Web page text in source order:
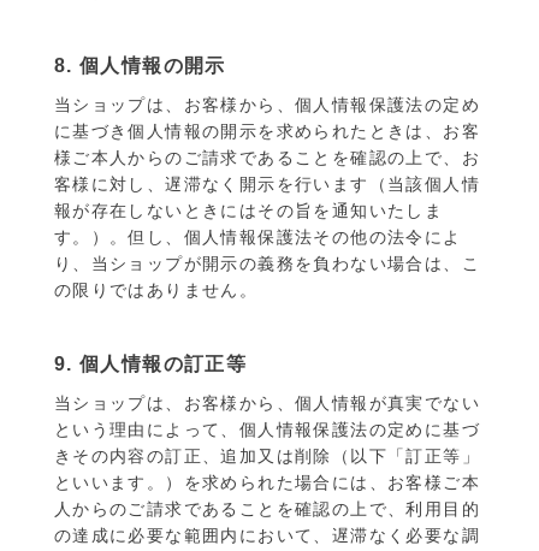
8. 個人情報の開示
当ショップは、お客様から、個人情報保護法の定め
に基づき個人情報の開示を求められたときは、お客
様ご本人からのご請求であることを確認の上で、お
客様に対し、遅滞なく開示を行います（当該個人情
報が存在しないときにはその旨を通知いたしま
す。）。但し、個人情報保護法その他の法令によ
り、当ショップが開示の義務を負わない場合は、こ
の限りではありません。
9. 個人情報の訂正等
当ショップは、お客様から、個人情報が真実でない
という理由によって、個人情報保護法の定めに基づ
きその内容の訂正、追加又は削除（以下「訂正等」
といいます。）を求められた場合には、お客様ご本
人からのご請求であることを確認の上で、利用目的
の達成に必要な範囲内において、遅滞なく必要な調